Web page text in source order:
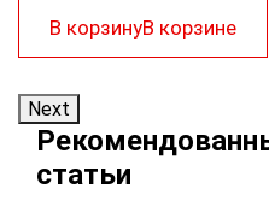
В корзинуВ корзине
Next
статьи